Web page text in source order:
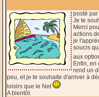
posté par
Je te
Merci
actions
je
soucis
aux
Enfin, en
rend un
peu, et je te souhaite d'arriver à
loisirs que le Net
A bientôt.